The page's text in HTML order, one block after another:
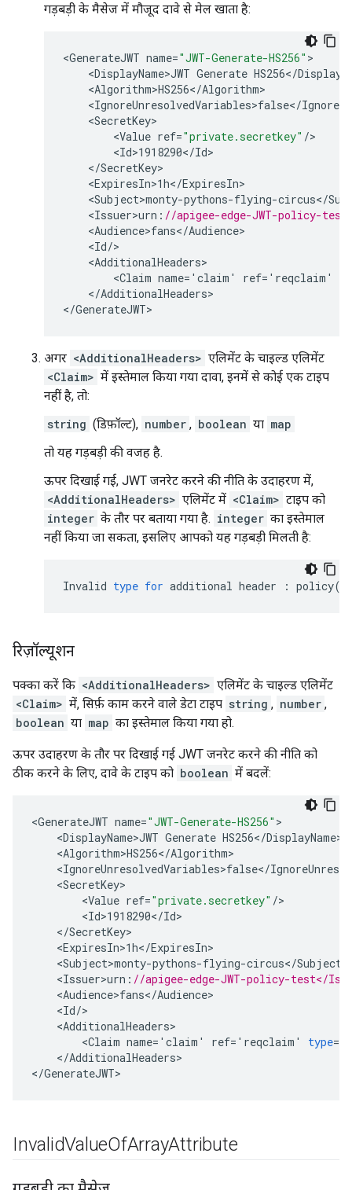
गड़बड़ी के मैसेज में मौजूद दावे से मेल खाता है:
<GenerateJWT name="JWT-Generate-HS256"
<DisplayName>JWT Generate HS256</
<Algorithm>HS256</Algorithm
<IgnoreUnresolvedVariables>false</
<SecretKey
<Value ref="private.secretkey" /
<Id>1918290</Id
</SecretKey
<ExpiresIn>1h</ExpiresIn
<Subject>monty-pythons-flying-circus</
<Issuer>urn : //apigee-edge-JWT-policy-
<Audience>fans</Audience
<Id/
<AdditionalHeaders
<Claim name= ' claim ' ref= ' reqclaim '
</AdditionalHeaders>
</GenerateJWT
अगर <AdditionalHeaders> एलिमेंट के चाइल्ड एलिमेंट
<Claim> में इस्तेमाल किया गया दावा, इनमें से कोई एक टाइप
नहीं है, तो:
string (डिफ़ॉल्ट), number , boolean या map
तो यह गड़बड़ी की वजह है.
ऊपर दिखाई गई, JWT जनरेट करने की नीति के उदाहरण में,
<AdditionalHeaders> एलिमेंट में <Claim> टाइप को
integer के तौर पर बताया गया है. integer का इस्तेमाल
नहीं किया जा सकता, इसलिए आपको यह गड़बड़ी मिलती है:
Invalid type for additional header : policy(
रिज़ॉल्यूशन
पक्का करें कि <AdditionalHeaders> एलिमेंट के चाइल्ड एलिमेंट
<Claim> में, सिर्फ़ काम करने वाले डेटा टाइप string , number ,
boolean या map का इस्तेमाल किया गया हो.
ऊपर उदाहरण के तौर पर दिखाई गई JWT जनरेट करने की नीति को
ठीक करने के लिए, दावे के टाइप को boolean में बदलें:
<GenerateJWT name="JWT-Generate-HS256"
<DisplayName>JWT Generate HS256</DisplayName
<Algorithm>HS256</Algorithm
<IgnoreUnresolvedVariables>false</
<SecretKey
<Value ref="private.secretkey" /
<Id>1918290</Id
</SecretKey
<ExpiresIn>1h</ExpiresIn
<Subject>monty-pythons-flying-circus</Subject
<Issuer>urn : //apigee-edge-JWT-policy-test</
<Audience>fans</Audience
<Id/
<AdditionalHeaders
<Claim name= ' claim ' ref= ' reqclaim ' type=
</AdditionalHeaders>
</GenerateJWT
InvalidValueOfArrayAttribute